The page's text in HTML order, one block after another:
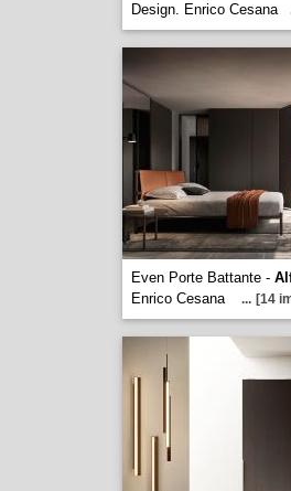
Design. Enrico Cesana
Even Porte Battante -
Enrico Cesana
... [14